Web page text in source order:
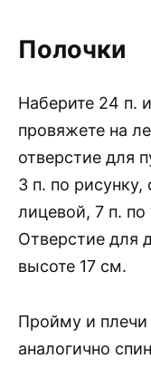
Полочки
Наберите 24 п.
провяжете на
отверстие для
3 п. по рисунку,
лицевой, 7 п. по
Отверстие для
высоте 17 см.
Пройму и плечи
аналогично